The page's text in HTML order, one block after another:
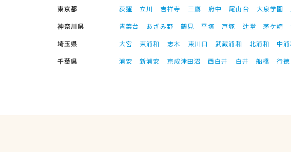
東京都 荻窪 立川 吉祥寺 三鷹 府中 尾山台 大泉学園
神奈川県
青葉台 あざみ野 鶴見 平塚 戸塚 辻堂 茅ケ崎
埼玉県
大宮 東浦和 志木 東川口 武蔵浦和 北浦和 中
千葉県
浦安 新浦安 京成津田沼 西白井 白井 船橋 行徳